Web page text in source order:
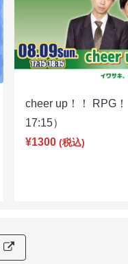
cheer up！！ RPG
17:15）
¥1300 (税込)